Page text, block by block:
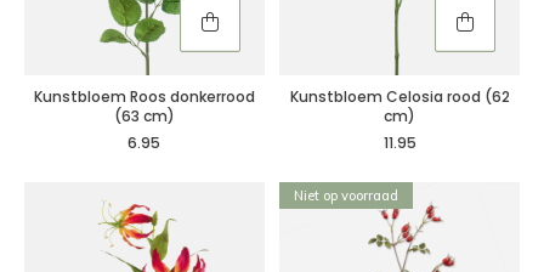
Kunstbloem Roos donkerrood
(63 cm)
6.95
Kunstbloem Celosia rood (62
cm)
11.95
Niet op voorraad